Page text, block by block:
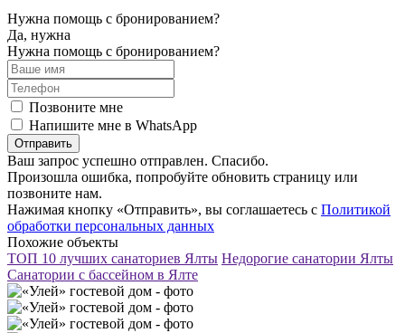
Нужна помощь с бронированием?
Да, нужна
Нужна помощь с бронированием?
Позвоните мне
Напишите мне в WhatsApp
Отправить
Ваш запрос успешно отправлен. Спасибо.
Произошла ошибка, попробуйте обновить страницу или
позвоните нам.
Нажимая кнопку «Отправить», вы соглашаетесь с Политикой
обработки персональных данных
Похожие объекты
ТОП 10 лучших санаториев Ялты Недорогие санатории Ялты
Санатории с бассейном в Ялте